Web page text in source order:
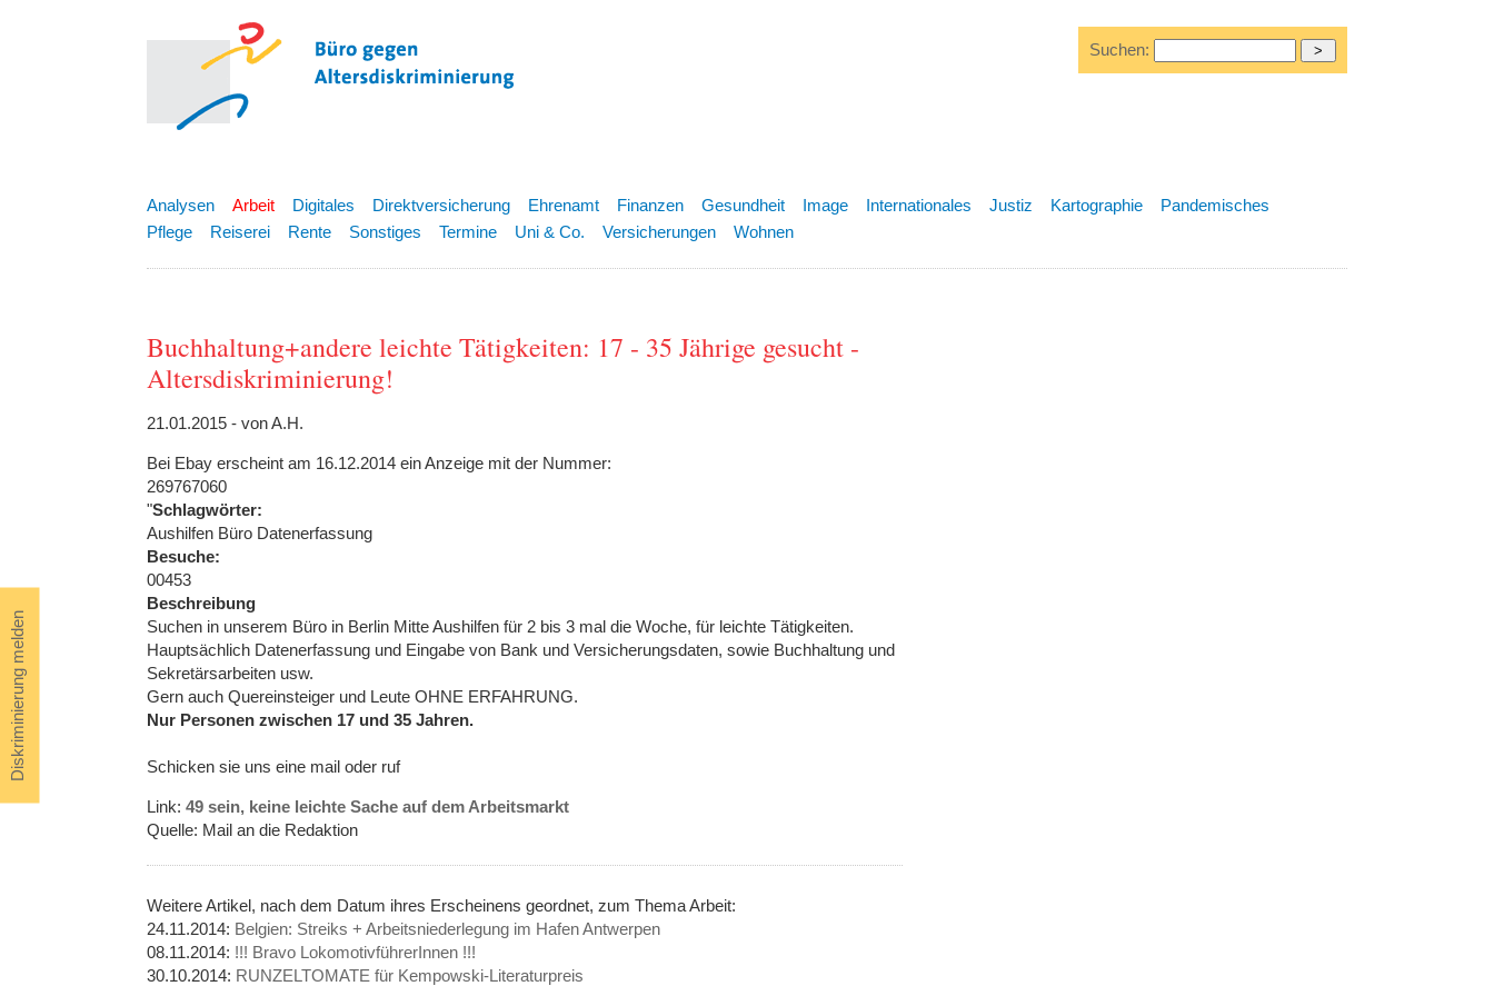
Diskriminierung melden
Suchen:
Analysen Arbeit Digitales Direktversicherung Ehrenamt Finanzen Gesundheit Image Internationales Justiz Kartographie
Pandemisches
Pflege
Reiserei Rente Sonstiges Termine Uni & Co. Versicherungen Wohnen
Buchhaltung+andere leichte Tätigkeiten: 17 - 35 Jährige gesucht -
Altersdiskriminierung!
21.01.2015 - von A.H.
Bei Ebay erscheint am 16.12.2014 ein Anzeige mit der Nummer:
269767060
"Schlagwörter:
Aushilfen Büro Datenerfassung
Besuche:
00453
Beschreibung
Suchen in unserem Büro in Berlin Mitte Aushilfen für 2 bis 3 mal die Woche, für leichte Tätigkeiten.
Hauptsächlich Datenerfassung und Eingabe von Bank und Versicherungsdaten, sowie Buchhaltung und
Sekretärsarbeiten usw.
Gern auch Quereinsteiger und Leute OHNE ERFAHRUNG.
Nur Personen zwischen 17 und 35 Jahren.
Schicken sie uns eine mail oder ruf
Link: 49 sein, keine leichte Sache auf dem Arbeitsmarkt
Quelle: Mail an die Redaktion
Weitere Artikel, nach dem Datum ihres Erscheinens geordnet, zum Thema Arbeit:
24.11.2014: Belgien: Streiks + Arbeitsniederlegung im Hafen Antwerpen
08.11.2014: !!! Bravo LokomotivführerInnen !!!
30.10.2014: RUNZELTOMATE für Kempowski-Literaturpreis